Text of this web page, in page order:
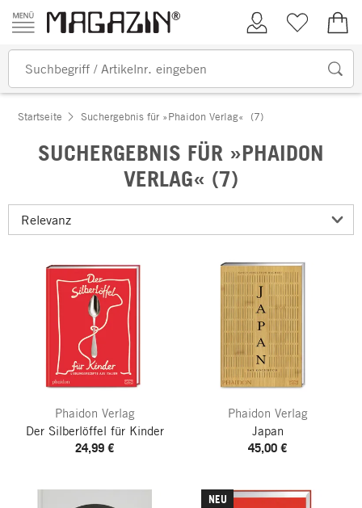
Zum Inhalt springen
Kundenkonto
Merkliste
Startseite Suchergebnis für »Phaidon Verlag« (7)
SUCHERGEBNIS FÜR »PHAIDON
VERLAG« (7)
Phaidon Verlag
Der Silberlöffel für Kinder
24,99 €
Phaidon Verlag
Japan
45,00 €
NEU